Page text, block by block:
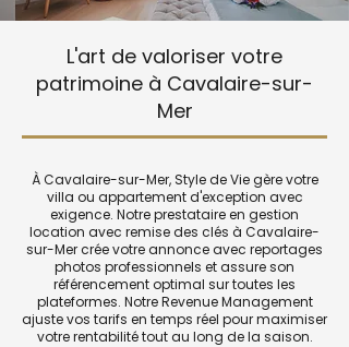
L'art de valoriser votre
patrimoine à Cavalaire-sur-
Mer
À Cavalaire-sur-Mer, Style de Vie gère votre
villa ou appartement d'exception avec
exigence. Notre prestataire en gestion
location avec remise des clés à Cavalaire-
sur-Mer crée votre annonce avec reportages
photos professionnels et assure son
référencement optimal sur toutes les
plateformes. Notre Revenue Management
ajuste vos tarifs en temps réel pour maximiser
votre rentabilité tout au long de la saison.